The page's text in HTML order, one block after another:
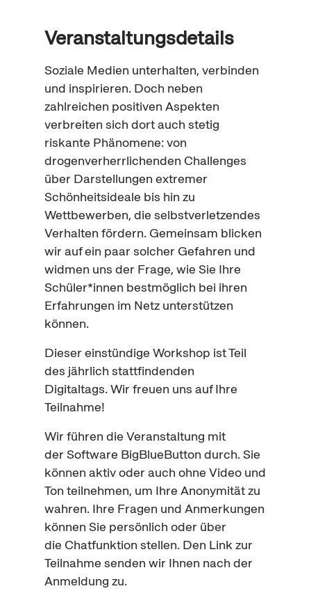
Veranstaltungsdetails
Soziale Medien unterhalten, verbinden
und inspirieren. Doch neben
zahlreichen positiven Aspekten
verbreiten sich dort auch stetig
riskante Phänomene: von
drogenverherrlichenden Challenges
über Darstellungen extremer
Schönheitsideale bis hin zu
Wettbewerben, die selbstverletzendes
Verhalten fördern. Gemeinsam blicken
wir auf ein paar solcher Gefahren und
widmen uns der Frage, wie Sie Ihre
Schüler*innen bestmöglich bei ihren
Erfahrungen im Netz unterstützen
können.
Dieser einstündige Workshop ist Teil
des jährlich stattfindenden
Digitaltags. Wir freuen uns auf Ihre
Teilnahme!
Wir führen die Veranstaltung mit
derSoftware BigBlueButton durch. Sie
können aktiv oder auch ohne Video und
Ton teilnehmen, um Ihre Anonymität zu
wahren. Ihre Fragen und Anmerkungen
können Sie persönlich oder über
die Chatfunktion stellen. Den Link zur
Teilnahme senden wir Ihnen nach der
Anmeldung zu.